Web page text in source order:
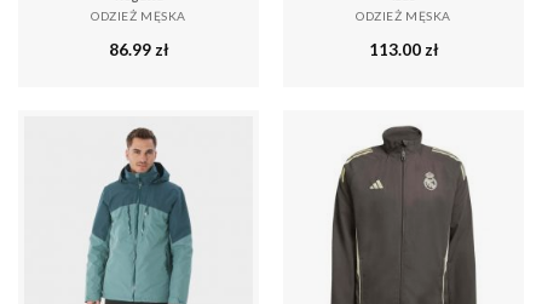
ODZIEŻ MĘSKA
86.99 zł
ODZIEŻ MĘSKA
113.00 zł